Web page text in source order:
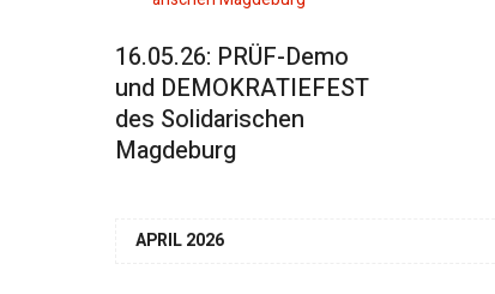
16.05.26: PRÜF-Demo
und DEMOKRATIEFEST
des Solidarischen
Magdeburg
APRIL 2026